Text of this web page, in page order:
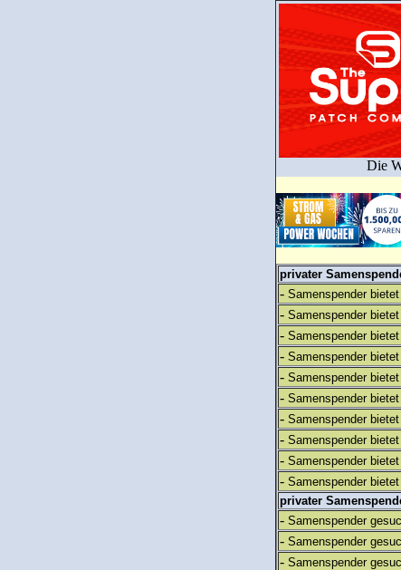
Die
privater
- Samenspender
- Samenspender
- Samenspender
- Samenspender
- Samenspender
- Samenspender
- Samenspender
- Samenspender
- Samenspender
- Samenspender
privater
- Samenspender
- Samenspender
- Samenspender